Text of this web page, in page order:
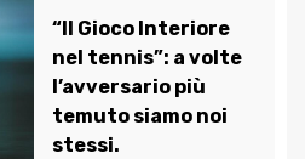
“Il Gioco Interiore
nel tennis”: a volte
l’avversario più
temuto siamo noi
stessi.